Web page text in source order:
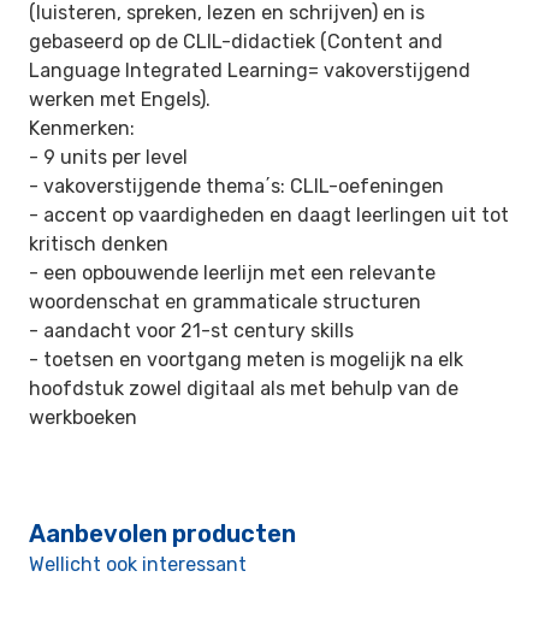
(luisteren, spreken, lezen en schrijven) en is
gebaseerd op de CLIL-didactiek (Content and
Language Integrated Learning= vakoverstijgend
werken met Engels).
Kenmerken:
- 9 units per level
- vakoverstijgende thema΄s: CLIL-oefeningen
- accent op vaardigheden en daagt leerlingen uit tot
kritisch denken
- een opbouwende leerlijn met een relevante
woordenschat en grammaticale structuren
- aandacht voor 21-st century skills
- toetsen en voortgang meten is mogelijk na elk
hoofdstuk zowel digitaal als met behulp van de
werkboeken
Aanbevolen producten
Wellicht ook interessant